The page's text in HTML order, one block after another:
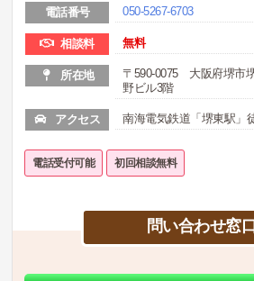
電話番号 050-5267-6703
相談料 無料
所在地
〒590-0075 大阪府堺市
野ビル3階
アクセス 南海電気鉄道「堺東駅」
電話受付可能 初回相談無料
問い合わせ窓口